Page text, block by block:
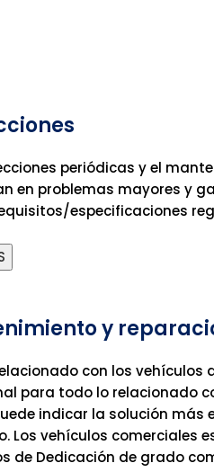
periódicas y el
en problemas mayores y
especificaciones
y
con los
para todo lo relacionado
indicar la solución
Los vehículos comerciales
de Dedicación de grado